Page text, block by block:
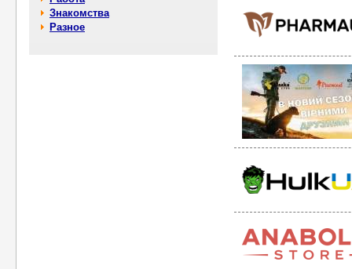
Знакомства
Разное